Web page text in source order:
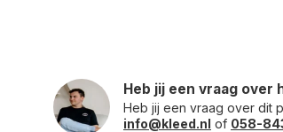
Heb jij een vraag over
Heb jij een vraag over dit
info@kleed.nl of 058-